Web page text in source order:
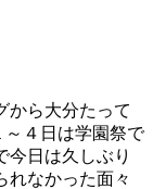
から大分たって
～４日は学園祭で
今日は久しぶり
れなかった面々